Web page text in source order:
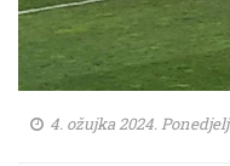
4. ožujka 2024.